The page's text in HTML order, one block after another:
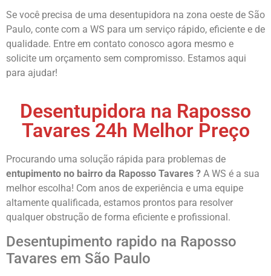
Se você precisa de uma desentupidora na zona oeste de São
Paulo, conte com a WS para um serviço rápido, eficiente e de
qualidade. Entre em contato conosco agora mesmo e
solicite um orçamento sem compromisso. Estamos aqui
para ajudar!
Desentupidora na Raposso
Tavares 24h Melhor Preço
Procurando uma solução rápida para problemas de
entupimento no bairro da Raposso Tavares ? A WS é a sua
melhor escolha! Com anos de experiência e uma equipe
altamente qualificada, estamos prontos para resolver
qualquer obstrução de forma eficiente e profissional.
Desentupimento rapido na Raposso
Tavares em São Paulo